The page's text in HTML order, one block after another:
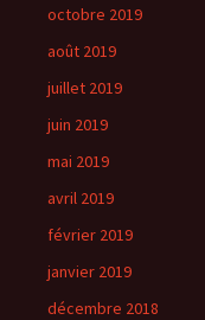
octobre 2019
août 2019
juillet 2019
juin 2019
mai 2019
avril 2019
février 2019
janvier 2019
décembre 2018